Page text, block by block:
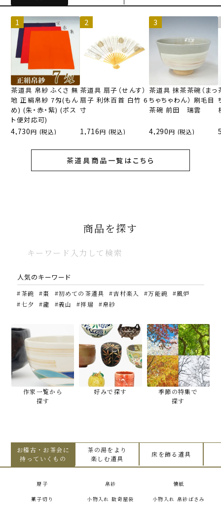
茶道具 帛紗 ふくさ 無
地 正絹帛紗 7匁(もん
め) (朱・赤・紫) (ポス
ト便対応可)
4,730 (税込)
茶道具 扇子（せんす）
扇子 利休百首 白竹 6
寸
1,716 (税込)
茶道具 抹茶茶碗（まっ
ちゃちゃわん） 刷毛目
茶碗 前田 瑞雲
4,290 (税込)
茶道具商品一覧はこちら
ちゃちゃわん） 平茶
13,013 (税込)
ちゃちゃわん） 義山 茶
11,000 (税込) 10,384 (税込)
扇子 利休百首 白竹 6
1,716 (税込)
扇子の商品一覧はこちら
地 正絹帛紗 7匁(もん
ト便対応可)
4,730 (税込)
利休懐紙 ５帖入 利休
1,001 (税込)
懐紙の商品一覧はこちら
商品を探す
人気のキーワード
茶碗 棗 初めての茶道具 吉村楽入 万能碗
風炉
七夕
瀧 義山 祥瑞 帛紗
作家一覧から
探す
好みで探す
季節の特集で
探す
お稽古・お茶会に
持っていくもの
茶の湯をより
楽しむ道具
床を飾る道具
扇子 帛紗 懐紙
菓子切り 小物入れ 数奇屋袋 小物入れ 帛紗ばさみ